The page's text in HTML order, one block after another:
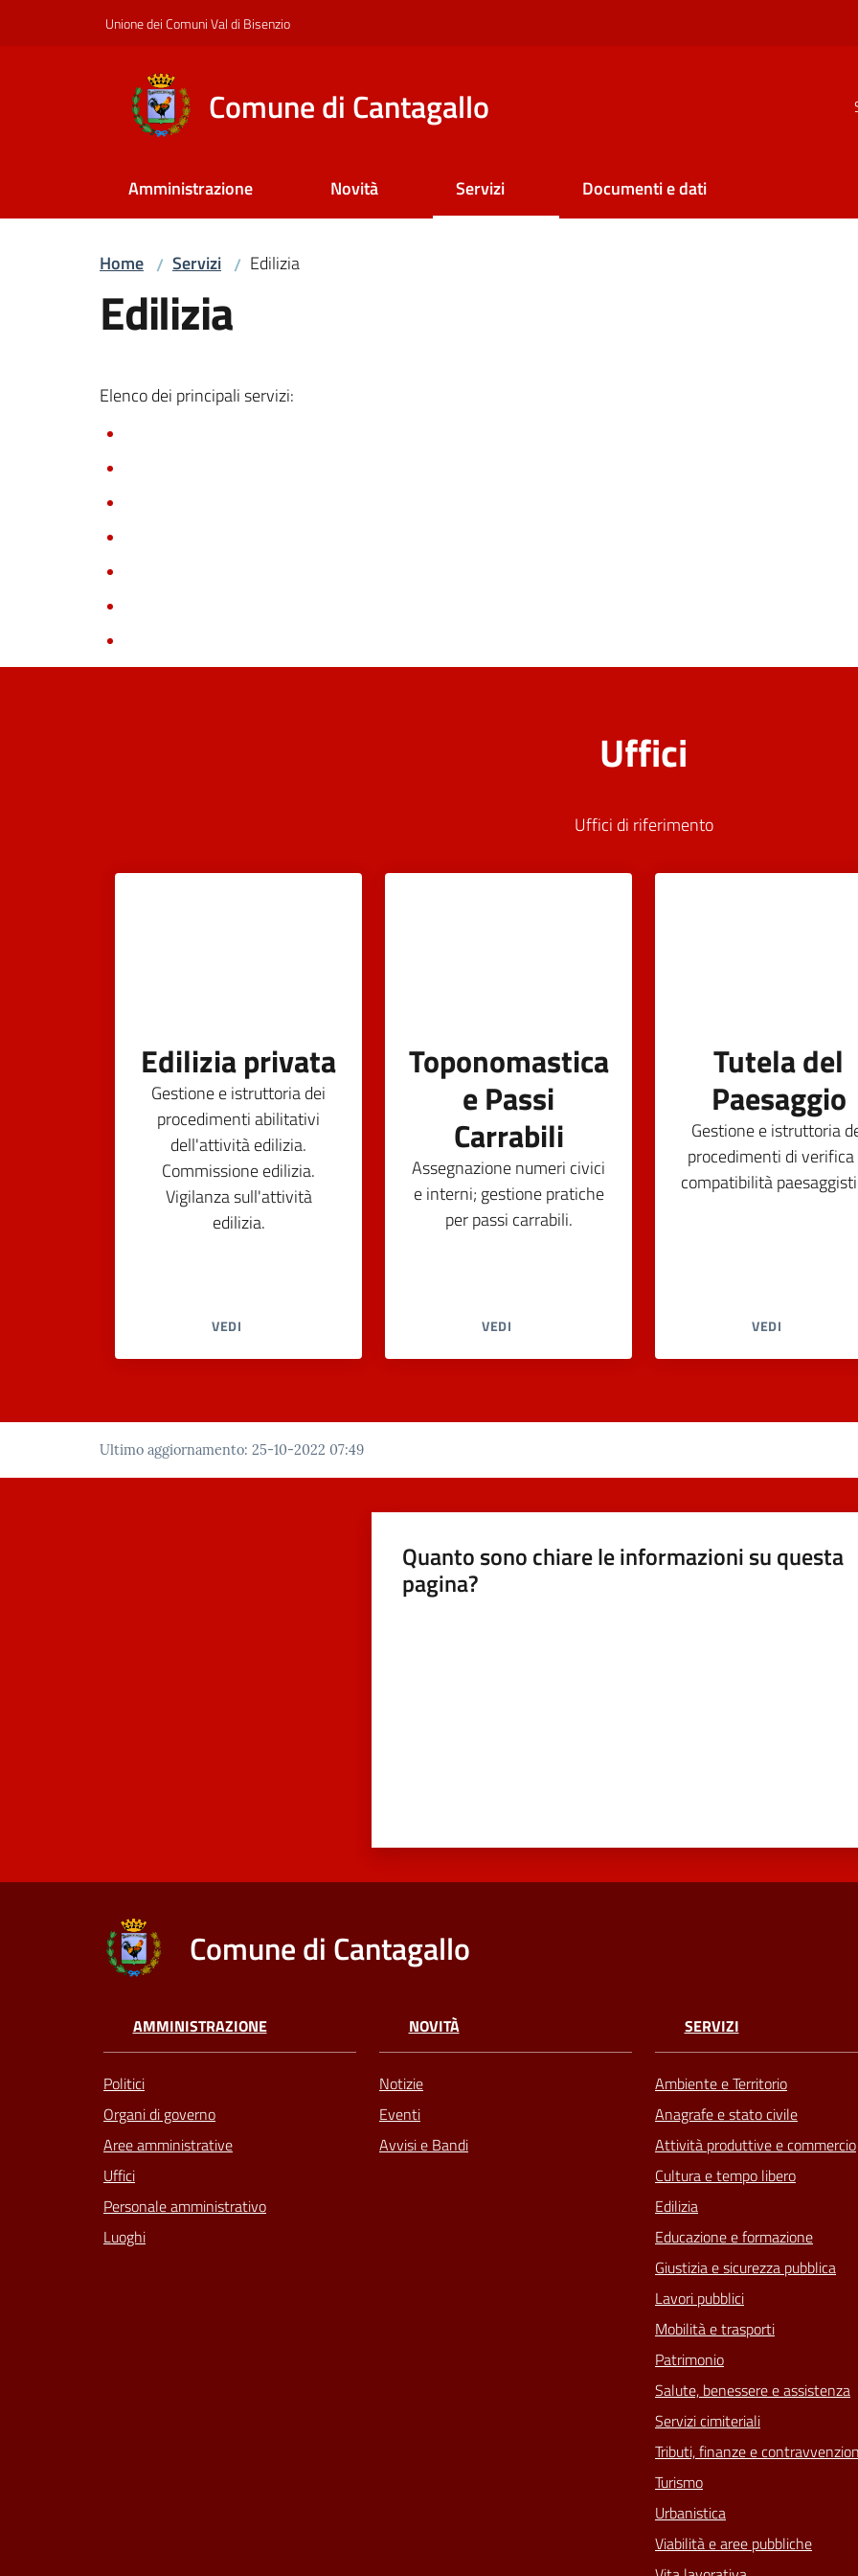
Unione dei Comuni Val di Bisenzio
Comune di Cantagallo
Amministrazione Novità Servizi Documenti e dati
Home / Servizi / Edilizia
Edilizia
Elenco dei principali servizi:
Uffici
Uffici di riferimento
Edilizia privata
Gestione e istruttoria dei
procedimenti abilitativi
dell'attività edilizia.
Commissione edilizia.
Vigilanza sull'attività
edilizia.
VEDI
Toponomastica
e Passi
Carrabili
Assegnazione numeri civici
e interni; gestione pratiche
per passi carrabili.
VEDI
Tutela del
Paesaggio
Gestione e istruttoria
procedimenti di verifica
compatibilità
VEDI
Ultimo aggiornamento: 25-10-2022 07:49
Quanto sono chiare le informazioni su questa
pagina?
Comune di Cantagallo
AMMINISTRAZIONE
Politici
Organi di governo
Aree amministrative
Uffici
Personale amministrativo
Luoghi
NOVITÀ
Notizie
Eventi
Avvisi e Bandi
SERVIZI
Ambiente e Territorio
Anagrafe e stato civile
Attività produttive e commercio
Cultura e tempo libero
Edilizia
Educazione e formazione
Giustizia e sicurezza pubblica
Lavori pubblici
Mobilità e trasporti
Patrimonio
Salute, benessere e assistenza
Servizi cimiteriali
Tributi, finanze e
Turismo
Urbanistica
Viabilità e aree pubbliche